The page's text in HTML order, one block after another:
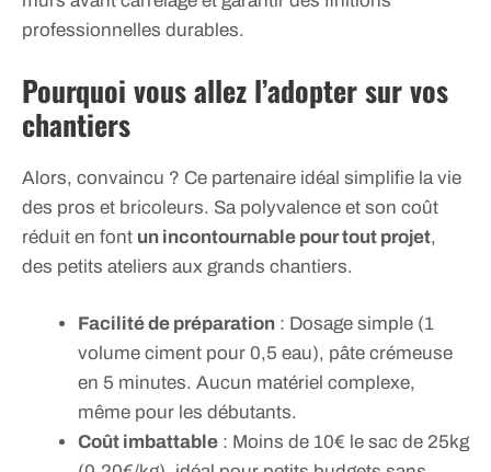
professionnelles durables.
Pourquoi vous allez l’adopter sur vos
chantiers
Alors, convaincu ? Ce partenaire idéal simplifie la vie
des pros et bricoleurs. Sa polyvalence et son coût
réduit en font un incontournable pour tout projet,
des petits ateliers aux grands chantiers.
Facilité de préparation : Dosage simple (1
volume ciment pour 0,5 eau), pâte crémeuse
en 5 minutes. Aucun matériel complexe,
même pour les débutants.
Coût imbattable : Moins de 10€ le sac de 25kg